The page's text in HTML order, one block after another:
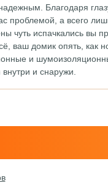
Благодаря
проблемой, а всего
чуть испачкались вы
ваш домик опять, как
и
и снаружи.